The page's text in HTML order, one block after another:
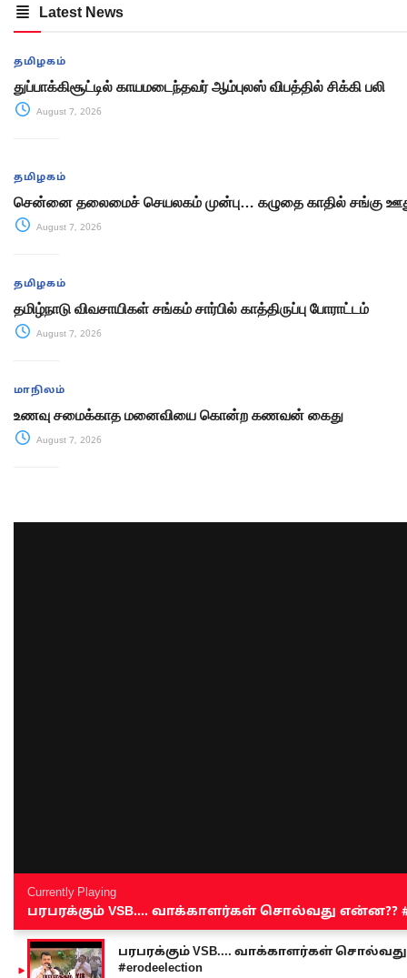
Latest News
தமிழகம்
துப்பாக்கிசூட்டில் காயமடைந்தவர் ஆம்புலஸ் விபத்தில் சிக்கி பலி
August 7, 2026
தமிழகம்
சென்னை தலைமைச் செயலகம் முன்பு… கழுதை காதில் சங்கு
August 7, 2026
தமிழகம்
தமிழ்நாடு விவசாயிகள் சங்கம் சார்பில் காத்திருப்பு போராட்டம்
August 7, 2026
மாநிலம்
உணவு சமைக்காத மனைவியை கொன்ற கணவன் கைது
August 7, 2026
Currently Playing
பரபரக்கும் VSB.... வாக்காளர்கள் சொல்வது என்ன??
பரபரக்கும் VSB.... வாக்காளர்கள் சொல்வது
#erodeelection